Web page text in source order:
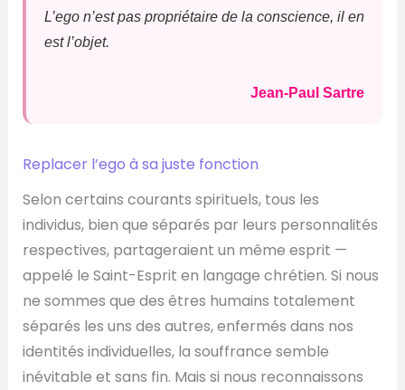
L’ego n’est pas propriétaire de la conscience, il en
est l’objet.
Jean-Paul Sartre
Replacer l’ego à sa juste fonction
Selon certains courants spirituels, tous les
individus, bien que séparés par leurs personnalités
respectives, partageraient un même esprit —
appelé le Saint-Esprit en langage chrétien. Si nous
ne sommes que des êtres humains totalement
séparés les uns des autres, enfermés dans nos
identités individuelles, la souffrance semble
inévitable et sans fin. Mais si nous reconnaissons